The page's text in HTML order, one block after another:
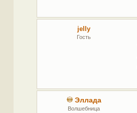
jelly
Гость
Эллада
Волшебница